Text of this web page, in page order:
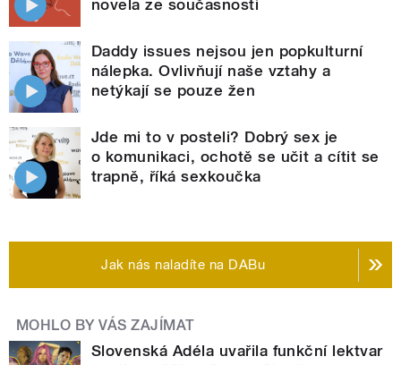
novela ze současnosti
Daddy issues nejsou jen popkulturní
nálepka. Ovlivňují naše vztahy a
netýkají se pouze žen
Jde mi to v posteli? Dobrý sex je
o komunikaci, ochotě se učit a cítit se
trapně, říká sexkoučka
Jak nás naladíte na DABu
MOHLO BY VÁS ZAJÍMAT
Slovenská Adéla uvařila funkční lektvar